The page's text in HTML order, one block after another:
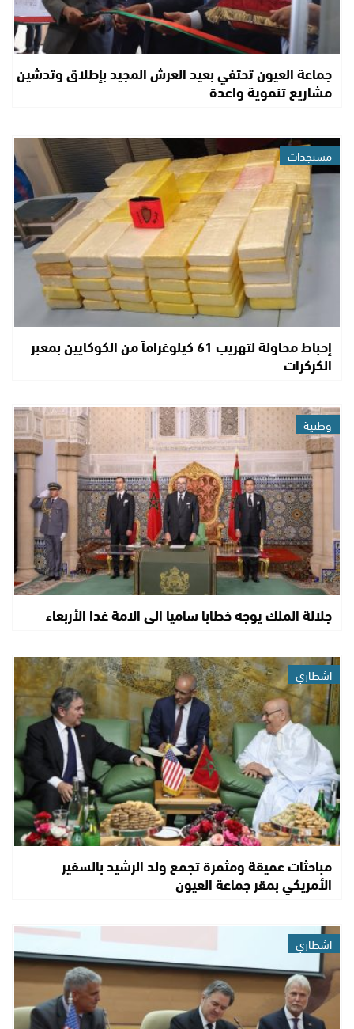
جماعة العيون تحتفي بعيد العرش المجيد بإطلاق وتدشين
مشاريع تنموية واعدة
مستجدات
إحباط محاولة لتهريب 61 كيلوغراماً من الكوكايين بمعبر
الكركرات
وطنية
جلالة الملك يوجه خطابا ساميا الى الامة غدا الأربعاء
اشطاري
مباحثات عميقة ومثمرة تجمع ولد الرشيد بالسفير
الأمريكي بمقر جماعة العيون
اشطاري